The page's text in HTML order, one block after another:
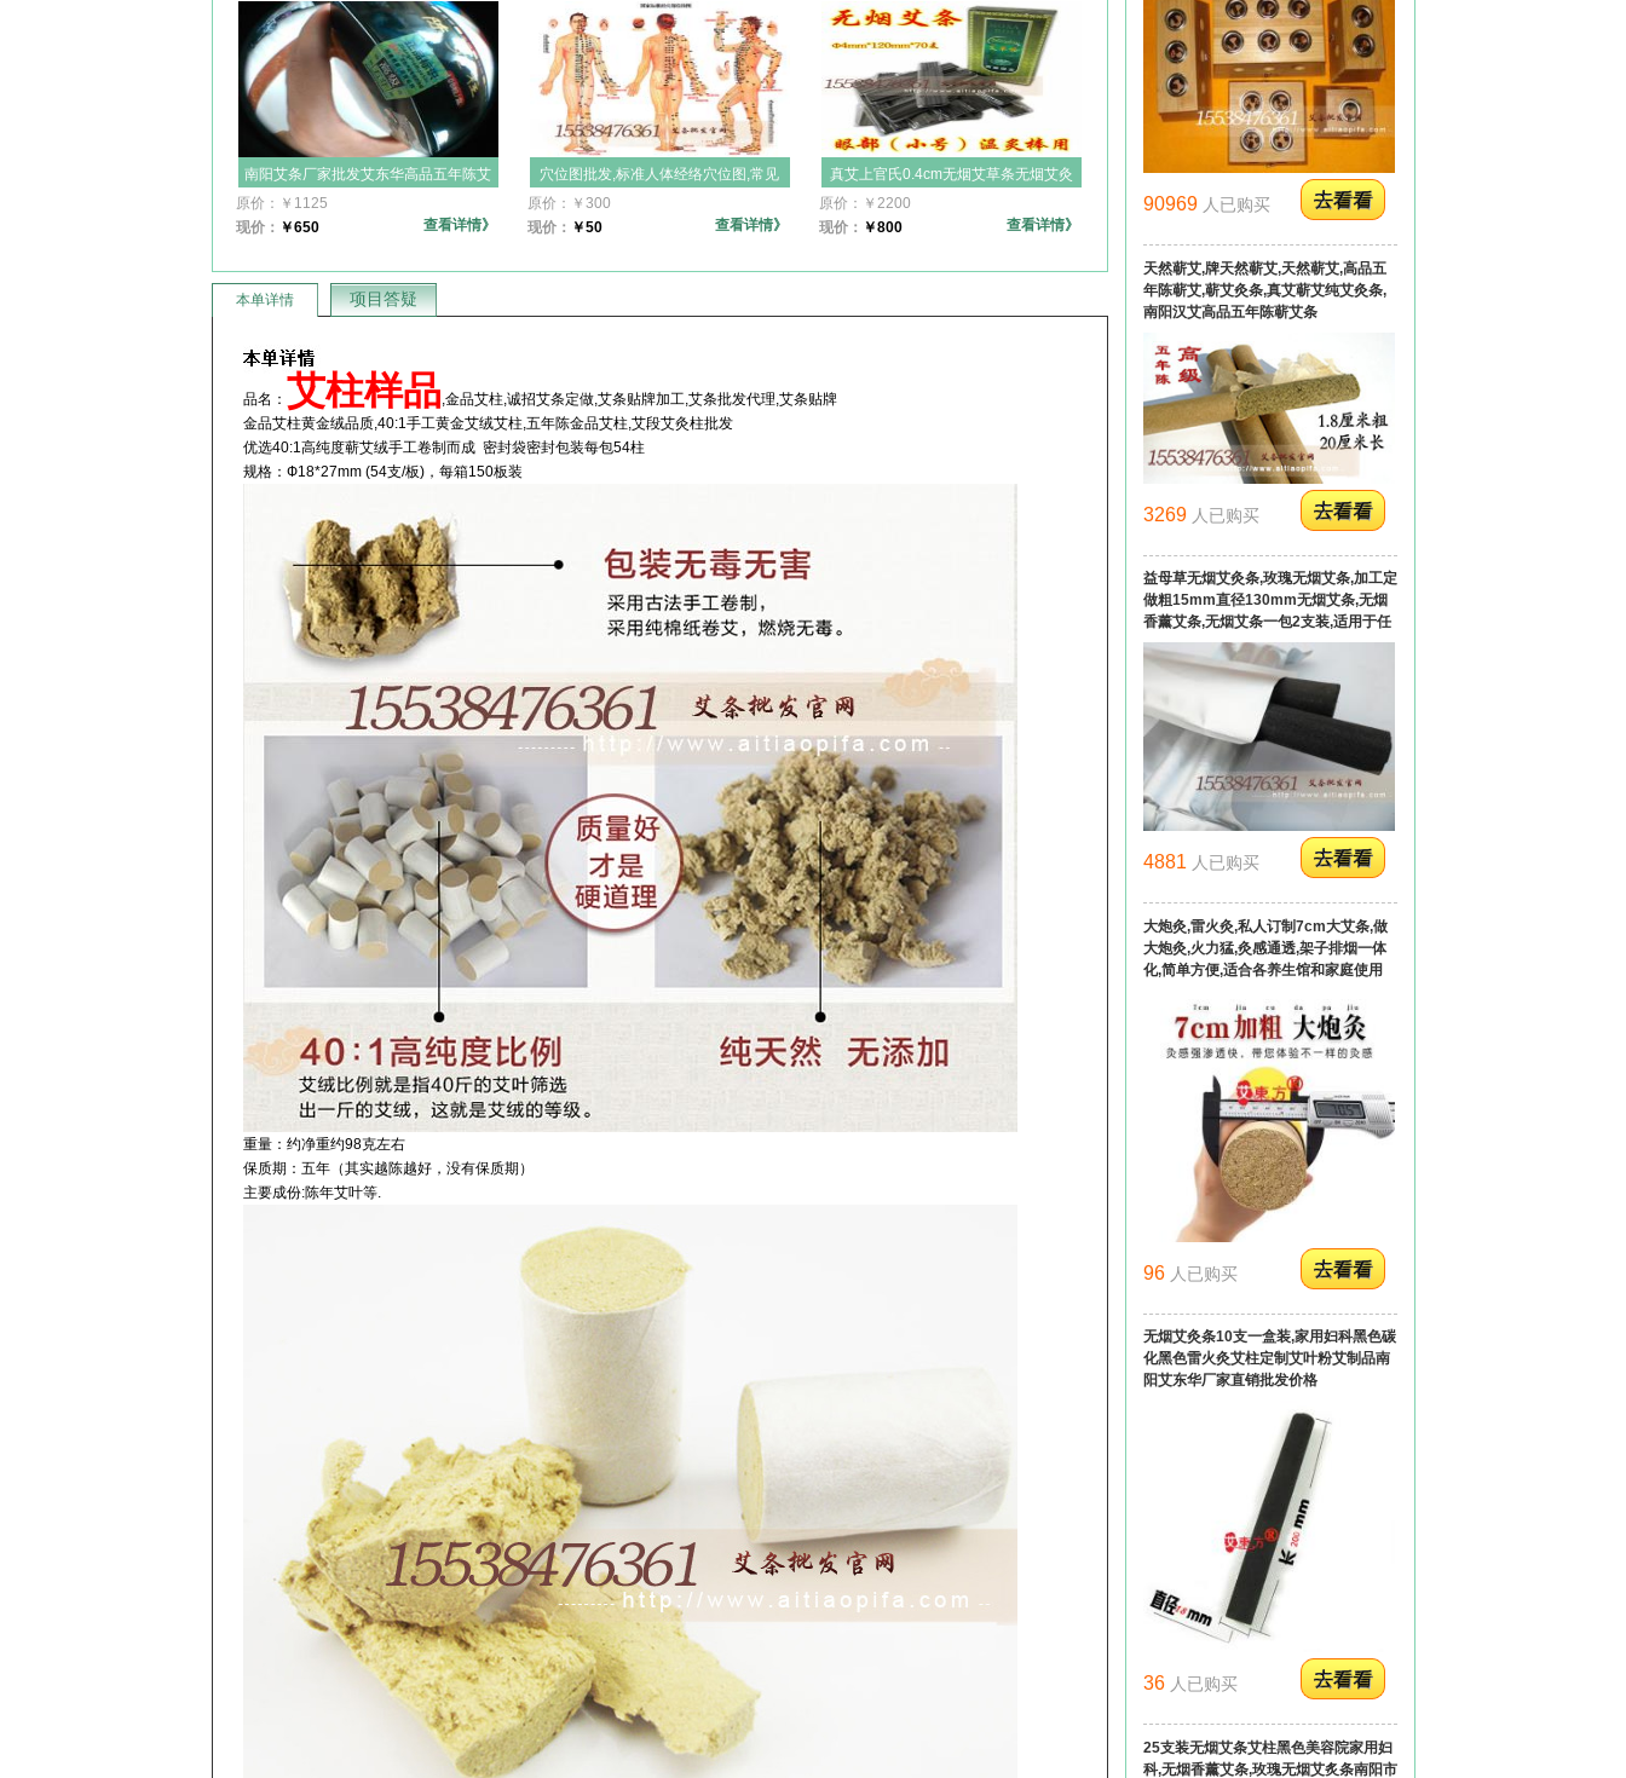
南阳艾条厂家批发艾东华高品五年陈艾
柱 艾段108艾绒柱可用于随身灸,足灸
康,艾柱盒和各种隔物灸
原价： ￥ 1125
现价： ￥650 查看详情》
穴位图批发,标准人体经络穴位图,常见
病穴位讲解图,艾灸必备人体经络图挂
图,附常用病例施灸参考双面艾灸穴位
原价： ￥ 300
现价： ￥50 查看详情》
真艾上官氏0.4cm无烟艾草条无烟艾灸
条小号纯铜温灸棒专用艾炙棒,厂家直
销天然蕲艾70支装无烟碳化真艾无烟
原价： ￥ 2200
现价： ￥800 查看详情》
本单详情 项目答疑
品名： 艾柱样品,金品艾柱,诚招艾条定做,艾条贴牌加工,艾条批发代理,艾条贴牌
金品艾柱黄金绒品质,40:1手工黄金艾绒艾柱,五年陈金品艾柱,艾段艾灸柱批发
优选40:1高纯度蕲艾绒手工卷制而成 密封袋密封包装每包54柱
规格：Ф18*27mm (54支/板)，每箱150板装
重量：约净重约98克左右
保质期：五年（其实越陈越好，没有保质期）
主要成份:陈年艾叶等.
90969 人已购买
天然蕲艾,牌天然蕲艾,天然蕲艾,高品五
年陈蕲艾,蕲艾灸条,真艾蕲艾纯艾灸条,
南阳汉艾高品五年陈蕲艾条
3269 人已购买
益母草无烟艾灸条,玫瑰无烟艾条,加工定
做粗15mm直径130mm无烟艾条,无烟
香薰艾条,无烟艾条一包2支装,适用于任
何艾灸器,悬灸仪艾条,立体艾灸器无烟艾
条,乳灸仪无烟艾条,艾灸凳用艾条,艾灸
床用无烟艾条批发订做
4881 人已购买
大炮灸,雷火灸,私人订制7cm大艾条,做
大炮灸,火力猛,灸感通透,架子排烟一体
化,简单方便,适合各养生馆和家庭使用
96 人已购买
无烟艾灸条10支一盒装,家用妇科黑色碳
化黑色雷火灸艾柱定制艾叶粉艾制品南
阳艾东华厂家直销批发价格
36 人已购买
25支装无烟艾条艾柱黑色美容院家用妇
科,无烟香薰艾条,玫瑰无烟艾炙条南阳市